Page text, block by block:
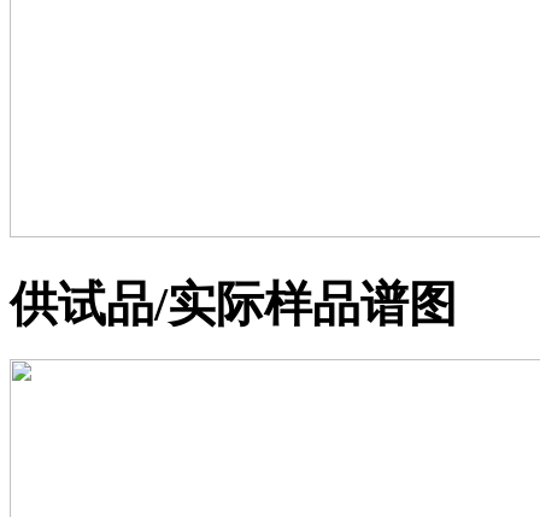
供试品/实际样品谱图